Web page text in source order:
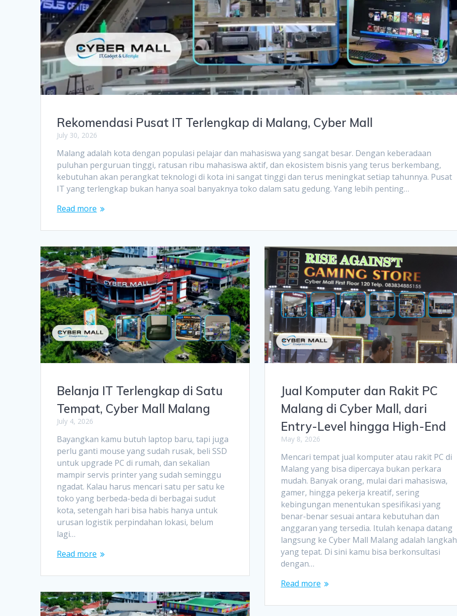
Rekomendasi Pusat IT Terlengkap di Malang, Cyber Mall
July 30, 2026
Malang adalah kota dengan populasi pelajar dan mahasiswa yang sangat besar. Dengan keberadaan
puluhan perguruan tinggi, ratusan ribu mahasiswa aktif, dan ekosistem bisnis yang terus berkembang,
kebutuhan akan perangkat teknologi di kota ini sangat tinggi dan terus meningkat setiap tahunnya. Pusat
IT yang terlengkap bukan hanya soal banyaknya toko dalam satu gedung. Yang lebih penting…
Read more
Belanja IT Terlengkap di Satu
Tempat, Cyber Mall Malang
July 4, 2026
Bayangkan kamu butuh laptop baru, tapi juga
perlu ganti mouse yang sudah rusak, beli SSD
untuk upgrade PC di rumah, dan sekalian
mampir servis printer yang sudah seminggu
ngadat. Kalau harus mencari satu per satu ke
toko yang berbeda-beda di berbagai sudut
kota, setengah hari bisa habis hanya untuk
urusan logistik perpindahan lokasi, belum
lagi…
Read more
Jual Komputer dan Rakit PC
Malang di Cyber Mall, dari
Entry-Level hingga High-End
May 8, 2026
Mencari tempat jual komputer atau rakit PC di
Malang yang bisa dipercaya bukan perkara
mudah. Banyak orang, mulai dari mahasiswa,
gamer, hingga pekerja kreatif, sering
kebingungan menentukan spesifikasi yang
benar-benar sesuai antara kebutuhan dan
anggaran yang tersedia. Itulah kenapa datang
langsung ke Cyber Mall Malang adalah langkah
yang tepat. Di sini kamu bisa berkonsultasi
dengan…
Read more